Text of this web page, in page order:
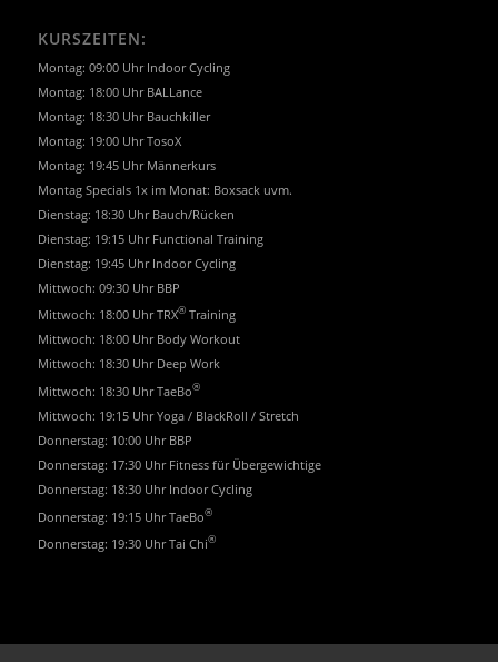
KURSZEITEN:
Montag: 09:00 Uhr Indoor Cycling
Montag: 18:00 Uhr BALLance
Montag: 18:30 Uhr Bauchkiller
Montag: 19:00 Uhr TosoX
Montag: 19:45 Uhr Männerkurs
Montag Specials 1x im Monat: Boxsack uvm.
Dienstag: 18:30 Uhr Bauch/Rücken
Dienstag: 19:15 Uhr Functional Training
Dienstag: 19:45 Uhr Indoor Cycling
Mittwoch: 09:30 Uhr BBP
Mittwoch: 18:00 Uhr TRX®Training
Mittwoch: 18:00 Uhr Body Workout
Mittwoch: 18:30 Uhr Deep Work
Mittwoch: 18:30 Uhr TaeBo®
Mittwoch: 19:15 Uhr Yoga / BlackRoll / Stretch
Donnerstag: 10:00 Uhr BBP
Donnerstag: 17:30 Uhr Fitness für Übergewichtige
Donnerstag: 18:30 Uhr Indoor Cycling
Donnerstag: 19:15 Uhr TaeBo®
Donnerstag: 19:30 Uhr Tai Chi®